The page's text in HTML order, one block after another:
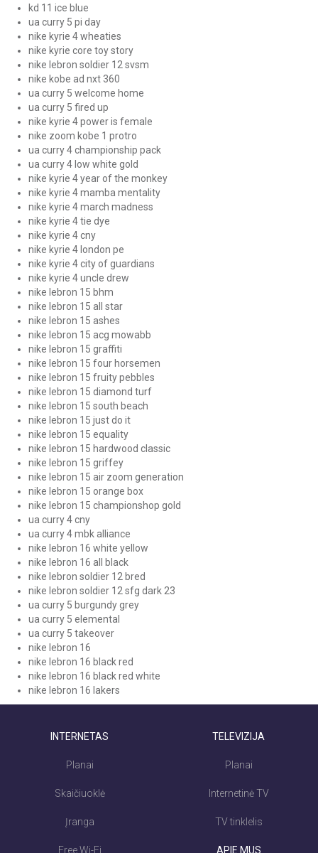
kd 11 ice blue
ua curry 5 pi day
nike kyrie 4 wheaties
nike kyrie core toy story
nike lebron soldier 12 svsm
nike kobe ad nxt 360
ua curry 5 welcome home
ua curry 5 fired up
nike kyrie 4 power is female
nike zoom kobe 1 protro
ua curry 4 championship pack
ua curry 4 low white gold
nike kyrie 4 year of the monkey
nike kyrie 4 mamba mentality
nike kyrie 4 march madness
nike kyrie 4 tie dye
nike kyrie 4 cny
nike kyrie 4 london pe
nike kyrie 4 city of guardians
nike kyrie 4 uncle drew
nike lebron 15 bhm
nike lebron 15 all star
nike lebron 15 ashes
nike lebron 15 acg mowabb
nike lebron 15 graffiti
nike lebron 15 four horsemen
nike lebron 15 fruity pebbles
nike lebron 15 diamond turf
nike lebron 15 south beach
nike lebron 15 just do it
nike lebron 15 equality
nike lebron 15 hardwood classic
nike lebron 15 griffey
nike lebron 15 air zoom generation
nike lebron 15 orange box
nike lebron 15 championshop gold
ua curry 4 cny
ua curry 4 mbk alliance
nike lebron 16 white yellow
nike lebron 16 all black
nike lebron soldier 12 bred
nike lebron soldier 12 sfg dark 23
ua curry 5 burgundy grey
ua curry 5 elemental
ua curry 5 takeover
nike lebron 16
nike lebron 16 black red
nike lebron 16 black red white
nike lebron 16 lakers
INTERNETAS
Planai
Skaičiuoklė
Įranga
Free Wi-Fi
TELEVIZIJA
Planai
Internetinė TV
TV tinklelis
APIE MUS